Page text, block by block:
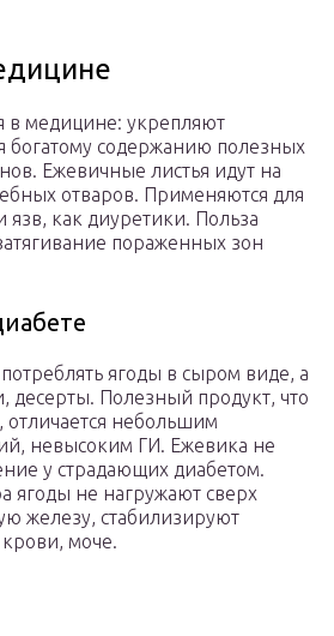
в медицине: укрепляют
богатому содержанию полезных
Ежевичные листья идут на
отваров. Применяются для
язв, как диуретики. Польза
пораженных зон
ягоды в сыром виде, а
десерты. Полезный продукт, что
отличается небольшим
невысоким ГИ. Ежевика не
у страдающих диабетом.
ягоды не нагружают сверх
железу, стабилизируют
моче.